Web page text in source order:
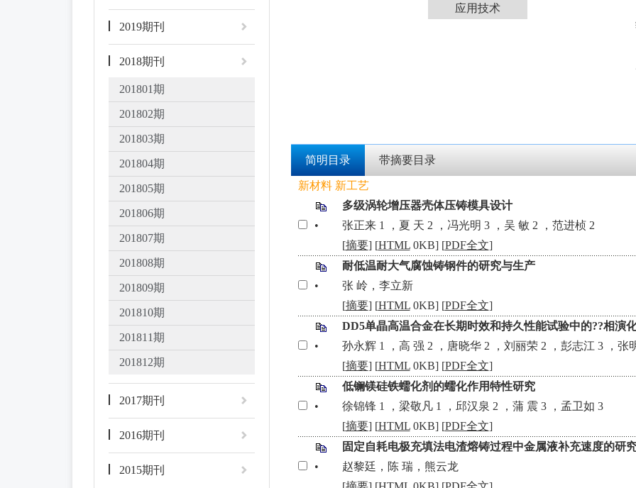
2019期刊
2018期刊
201801期
201802期
201803期
201804期
201805期
201806期
201807期
201808期
201809期
201810期
201811期
201812期
2017期刊
2016期刊
2015期刊
应用技术
简明目录 带摘要目录
新材料 新工艺
多级涡轮增压器壳体压铸模具设计
•
张正来 1 ，夏 天 2 ，冯光明 3 ，吴 敏 2 ，范进桢 2
[摘要] [HTML0KB] [PDF全文]
耐低温耐大气腐蚀铸钢件的研究与生产
•
张 岭，李立新
[摘要] [HTML0KB] [PDF全文]
DD5单晶高温合金在长期时效和持久性能试验中的??相演
•
孙永辉 1 ，高 强 2 ，唐晓华 2 ，刘丽荣 2 ，彭志江 3 ，张
[摘要] [HTML0KB] [PDF全文]
低镧镁硅铁蠕化剂的蠕化作用特性研究
•
徐锦锋 1 ，梁敬凡 1 ，邱汉泉 2 ，蒲 震 3 ，孟卫如 3
[摘要] [HTML0KB] [PDF全文]
固定自耗电极充填法电渣熔铸过程中金属液补充速度的研
•
赵黎廷，陈 瑞，熊云龙